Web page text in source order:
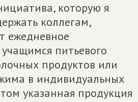
которую я
коллегам,
ежедневное
питьевого
продуктов или
в индивидуальных
указанная продукция